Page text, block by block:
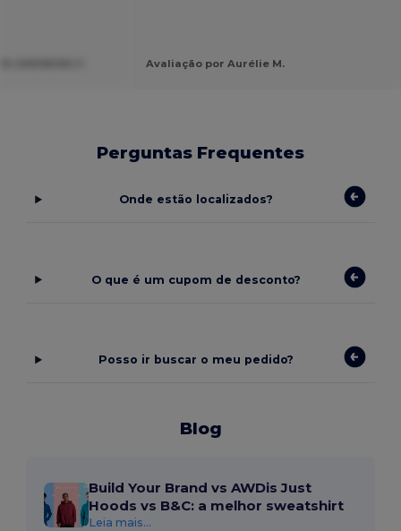
Avaliação por Aurélie M.
Perguntas Frequentes
Onde estão localizados?
O que é um cupom de desconto?
Posso ir buscar o meu pedido?
Blog
Build Your Brand vs AWDis Just
Hoods vs B&C: a melhor sweatshirt
Leia mais...